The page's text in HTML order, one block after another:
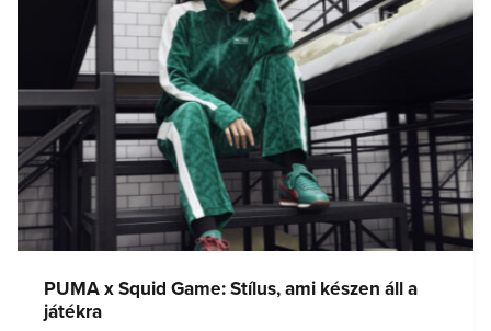
PUMA x Squid Game: Stílus, ami készen áll a
játékra